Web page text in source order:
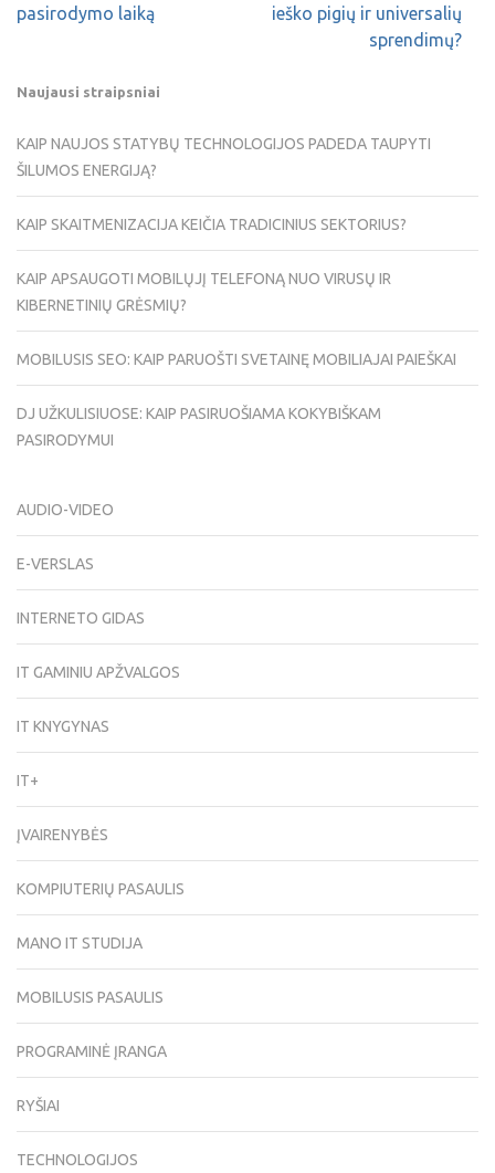
pasirodymo laiką
ieško pigių ir universalių
sprendimų?
Naujausi straipsniai
KAIP NAUJOS STATYBŲ TECHNOLOGIJOS PADEDA TAUPYTI
ŠILUMOS ENERGIJĄ?
KAIP SKAITMENIZACIJA KEIČIA TRADICINIUS SEKTORIUS?
KAIP APSAUGOTI MOBILŲJĮ TELEFONĄ NUO VIRUSŲ IR
KIBERNETINIŲ GRĖSMIŲ?
MOBILUSIS SEO: KAIP PARUOŠTI SVETAINĘ MOBILIAJAI PAIEŠKAI
DJ UŽKULISIUOSE: KAIP PASIRUOŠIAMA KOKYBIŠKAM
PASIRODYMUI
AUDIO-VIDEO
E-VERSLAS
INTERNETO GIDAS
IT GAMINIU APŽVALGOS
IT KNYGYNAS
IT+
ĮVAIRENYBĖS
KOMPIUTERIŲ PASAULIS
MANO IT STUDIJA
MOBILUSIS PASAULIS
PROGRAMINĖ ĮRANGA
RYŠIAI
TECHNOLOGIJOS